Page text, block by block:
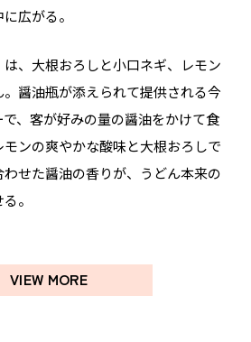
広がる。
は、大根おろしと小口ネギ、レモン
醤油瓶が添えられて提供される今
、客が好みの量の醤油をかけて食
ンの爽やかな酸味と大根おろしで
せた醤油の香りが、うどん本来の
。
VIEW MORE